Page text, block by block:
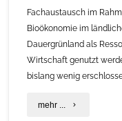
Neubau
Weißensee
Campus“
am
29.
Fachaustausch im
Bioökonomie im
Dauergrünland als
Wirtschaft genutzt
bislang wenig
mehr ... "Gras-